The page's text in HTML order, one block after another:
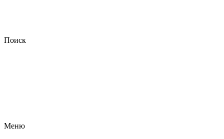
Поиск
Меню